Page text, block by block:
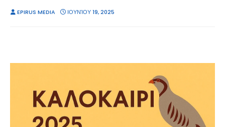
EPIRUS MEDIA ΙΟΥΝΊΟΥ 19, 2025